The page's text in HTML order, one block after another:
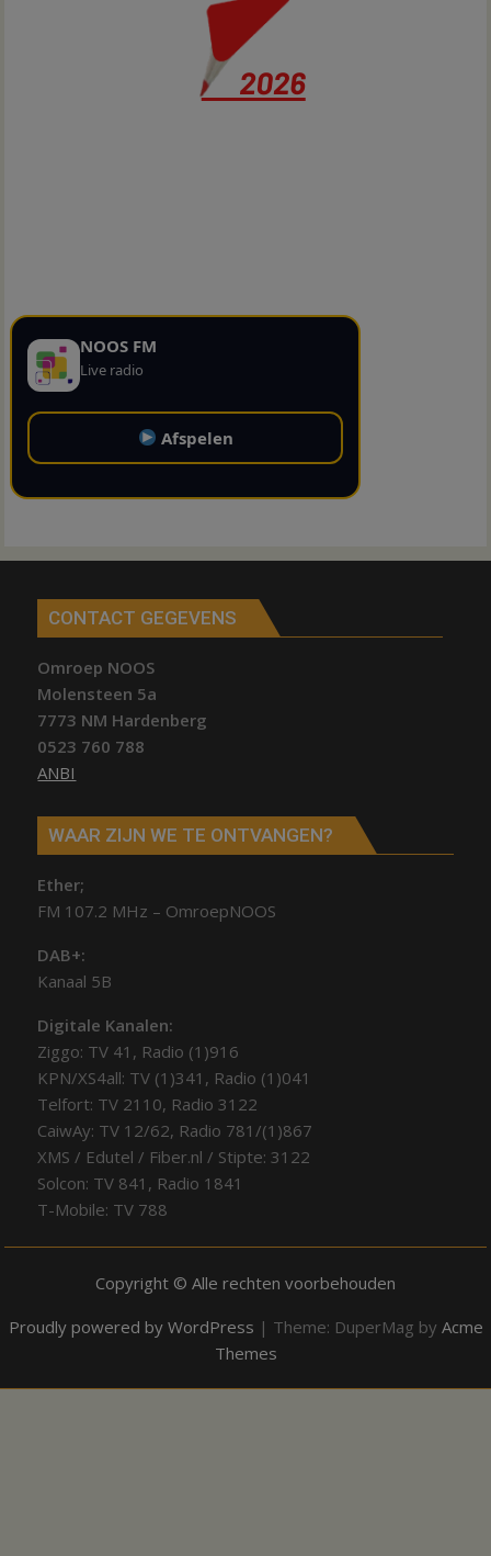
NOOS FM
Live radio
Afspelen
CONTACT GEGEVENS
Omroep NOOS
Molensteen 5a
7773 NM Hardenberg
0523 760 788
ANBI
WAAR ZIJN WE TE ONTVANGEN?
Ether;
FM 107.2 MHz – OmroepNOOS
DAB+:
Kanaal 5B
Digitale Kanalen:
Ziggo: TV 41, Radio (1)916
KPN/XS4all: TV (1)341, Radio (1)041
Telfort: TV 2110, Radio 3122
CaiwAy: TV 12/62, Radio 781/(1)867
XMS / Edutel / Fiber.nl / Stipte: 3122
Solcon: TV 841, Radio 1841
T-Mobile: TV 788
Copyright © Alle rechten voorbehouden
Proudly powered by WordPress | Theme: DuperMag by Acme
Themes